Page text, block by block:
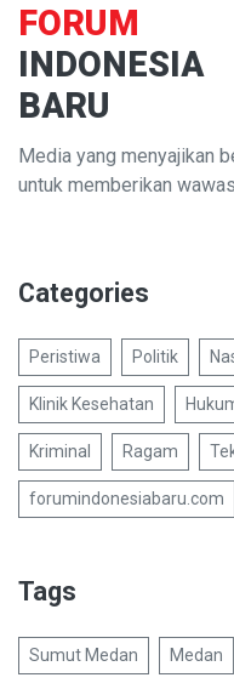
FORUM
INDONESIA
BARU
Media yang menyajikan
untuk memberikan
Categories
Peristiwa Politik
Klinik Kesehatan
Kriminal Ragam
forumindonesiabaru.com
Tags
Sumut Medan Medan